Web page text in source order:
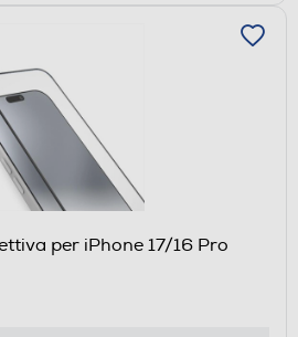
per iPhone 17/16 Pro